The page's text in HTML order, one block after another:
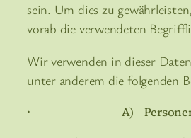
sein. Um dies zu
vorab die verwendeten
Wir verwenden in dieser
unter anderem die folgenden
· A)